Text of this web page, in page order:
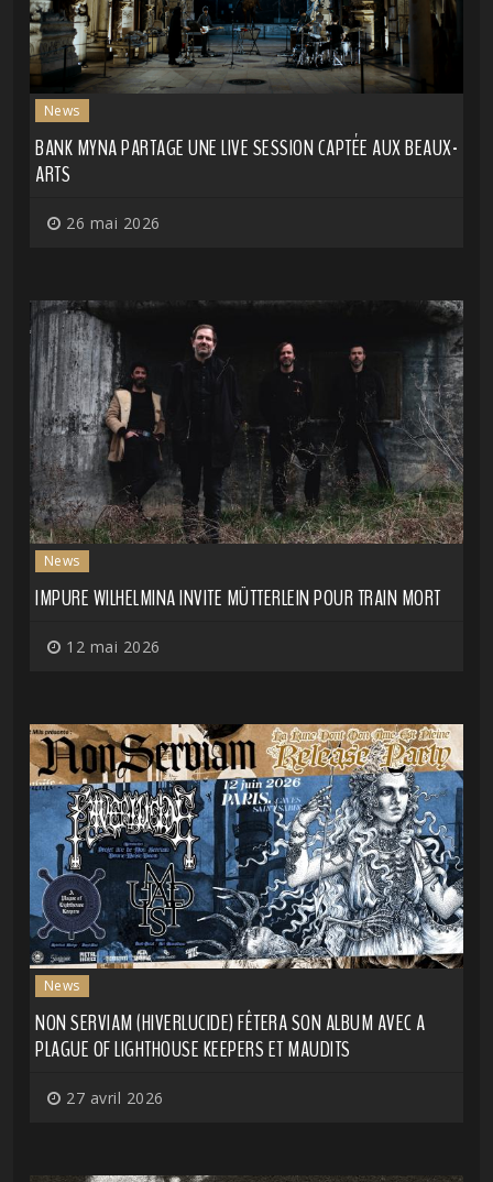
News
BANK MYNA PARTAGE UNE LIVE SESSION CAPTÉE AUX BEAUX-
ARTS
26 mai 2026
News
IMPURE WILHELMINA INVITE MÜTTERLEIN POUR TRAIN MORT
12 mai 2026
News
NON SERVIAM (HIVERLUCIDE) FÊTERA SON ALBUM AVEC A
PLAGUE OF LIGHTHOUSE KEEPERS ET MAUDITS
27 avril 2026